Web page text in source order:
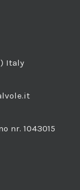
Italy
nr. 1043015